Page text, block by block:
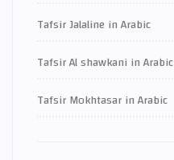
Tafsir Jalaline in Arabic
Tafsir Al shawkani in Arabic
Tafsir Mokhtasar in Arabic